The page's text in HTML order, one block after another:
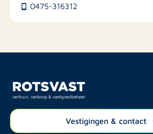
0475-316312
Vestigingen & contact